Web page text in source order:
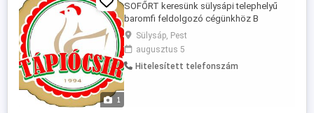
1
SOFŐRT keresünk sülysápi telephelyű
baromfi feldolgozó cégünkhöz B
kategóriájú jogosítvánnyal rendelkezőt,
akinek nem probléma a nemzetközi
kiszállítás, pl. Bécsbe. Nem árt ha tud alap
fokon németül és vagy angolul. Bér
Sülysáp, Pest
augusztus 5
Hitelesített telefonszám